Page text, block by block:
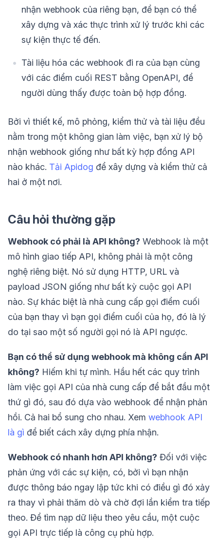
nhận webhook của riêng bạn, để bạn có thể
xây dựng và xác thực trình xử lý trước khi các
sự kiện thực tế đến.
Tài liệu hóa các webhook đi ra của bạn cùng
với các điểm cuối REST bằng OpenAPI, để
người dùng thấy được toàn bộ hợp đồng.
Bởi vì thiết kế, mô phỏng, kiểm thử và tài liệu đều
nằm trong một không gian làm việc, bạn xử lý bộ
nhận webhook giống như bất kỳ hợp đồng API
nào khác. Tải Apidog để xây dựng và kiểm thử cả
hai ở một nơi.
Câu hỏi thường gặp
Webhook có phải là API không? Webhook là một
mô hình giao tiếp API, không phải là một công
nghệ riêng biệt. Nó sử dụng HTTP, URL và
payload JSON giống như bất kỳ cuộc gọi API
nào. Sự khác biệt là nhà cung cấp gọi điểm cuối
của bạn thay vì bạn gọi điểm cuối của họ, đó là lý
do tại sao một số người gọi nó là API ngược.
Bạn có thể sử dụng webhook mà không cần API
không? Hiếm khi tự mình. Hầu hết các quy trình
làm việc gọi API của nhà cung cấp để bắt đầu một
thứ gì đó, sau đó dựa vào webhook để nhận phản
hồi. Cả hai bổ sung cho nhau. Xem webhook API
là gì để biết cách xây dựng phía nhận.
Webhook có nhanh hơn API không? Đối với việc
phản ứng với các sự kiện, có, bởi vì bạn nhận
được thông báo ngay lập tức khi có điều gì đó xảy
ra thay vì phải thăm dò và chờ đợi lần kiểm tra tiếp
theo. Để tìm nạp dữ liệu theo yêu cầu, một cuộc
gọi API trực tiếp là công cụ phù hợp.